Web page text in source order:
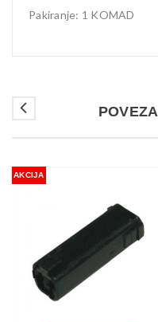
Pakiranje: 1 KOMAD
AKCIJA